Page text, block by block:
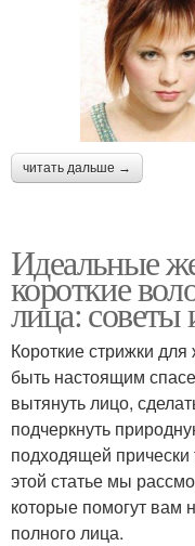
читать дальше →
Идеальные
короткие
лица: советы
Короткие стрижки
быть настоящим
вытянуть лицо,
подчеркнуть
подходящей
этой статье мы
которые помогут вам
полного лица.